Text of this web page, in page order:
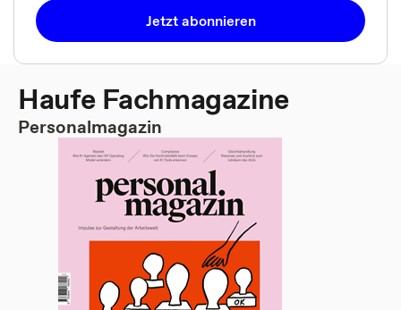
Jetzt abonnieren
Haufe Fachmagazine
Personalmagazin